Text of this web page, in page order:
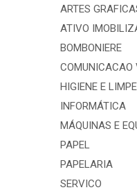
ARTES
ATIVO
BOMBONIERE
COMUNICACAO
HIGIENE E
INFORMÁTICA
MÁQUINAS E
PAPEL
PAPELARIA
SERVICO